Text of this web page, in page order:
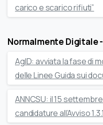
carico e scarico rifiuti”
Normalmente Digitale -
AgID: avviata la fase di
delle Linee Guida sui
ANNCSU: il 15
candidature all’Avviso